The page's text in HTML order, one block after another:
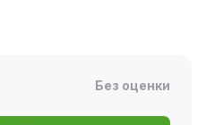
Без оценки